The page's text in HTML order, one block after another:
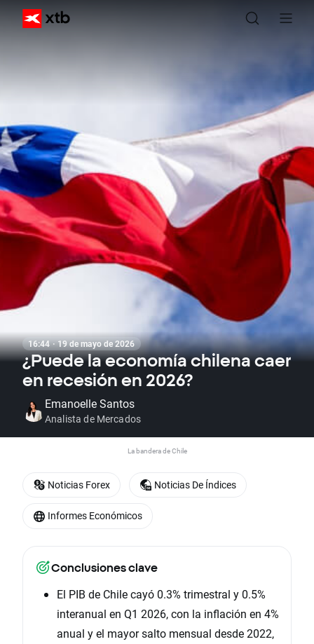
16:44 · 19 de mayo de 2026
¿Puede la economía chilena caer
en recesión en 2026?
Emanoelle Santos
Analista de Mercados
La bandera de Chile
Conclusiones clave
El PIB de Chile cayó 0.3% trimestral y 0.5%
interanual en Q1 2026, con la inflación en 4%
anual y el mayor salto mensual desde 2022,
Noticias Forex Noticias De Índices
Informes Económicos